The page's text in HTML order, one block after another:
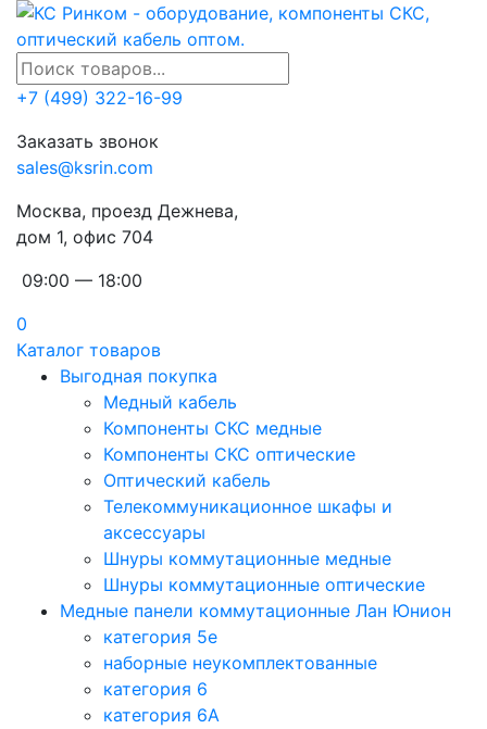
+7 (499) 322-16-99
Заказать звонок
sales@ksrin.com
Москва, проезд Дежнева,
дом 1, офис 704
09:00 — 18:00
0
Каталог товаров
Выгодная покупка
Медный кабель
Компоненты СКС медные
Компоненты СКС оптические
Оптический кабель
Телекоммуникационное шкафы и
аксессуары
Шнуры коммутационные медные
Шнуры коммутационные оптические
Медные панели коммутационные Лан Юнион
категория 5e
наборные неукомплектованные
категория 6
категория 6A